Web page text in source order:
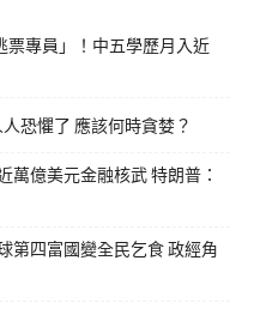
票專員」！中五學歷月入近
恐懼了 應該何時貪婪？
萬億美元金融核武 特朗普：
第四富國變全民乞食 政經角